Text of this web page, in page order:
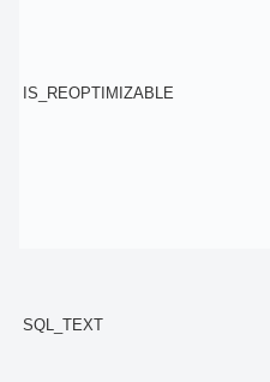
IS_REOPTIMIZABLE
SQL_TEXT